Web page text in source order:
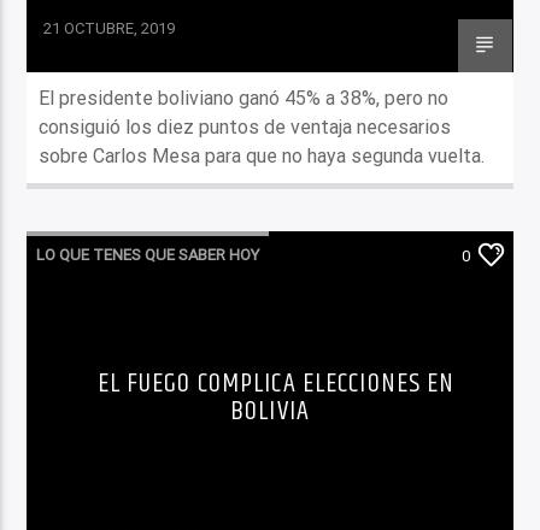
21 OCTUBRE, 2019
El presidente boliviano ganó 45% a 38%, pero no
consiguió los diez puntos de ventaja necesarios
sobre Carlos Mesa para que no haya segunda vuelta.
LO QUE TENES QUE SABER HOY 0
EL FUEGO COMPLICA ELECCIONES EN
BOLIVIA